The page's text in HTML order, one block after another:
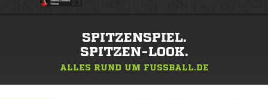
SPITZENSPIEL.
SPITZEN-LOOK.
ALLES RUND UM FUSSBALL.DE